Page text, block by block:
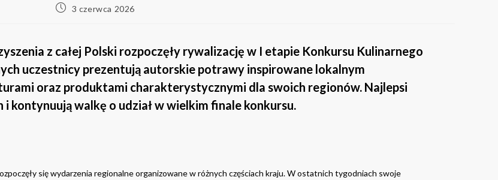
3 czerwca 2026
z całej Polski rozpoczęły rywalizację w I etapie Konkursu Kulinarnego
uczestnicy prezentują autorskie potrawy inspirowane lokalnym
oraz produktami charakterystycznymi dla swoich regionów. Najlepsi
kontynuują walkę o udział w wielkim finale konkursu.
się wydarzenia regionalne organizowane w różnych częściach kraju. W ostatnich tygodniach swoje